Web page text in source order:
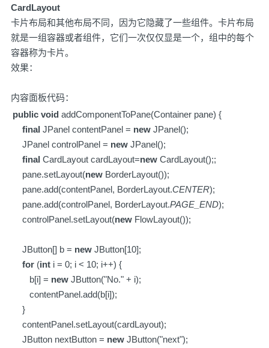
CardLayout
卡片布局和其他布局不同，因为它隐藏了一些组件。卡片布局
就是一组容器或者组件，它们一次仅仅显是一个，组中的每个
容器称为卡片。
效果：
内容面板代码：
public void addComponentToPane(Container pane) {
final JPanel contentPanel = new JPanel();
JPanel controlPanel = new JPanel();
final CardLayout cardLayout=new CardLayout();;
pane.setLayout(new BorderLayout());
pane.add(contentPanel, BorderLayout.CENTER);
pane.add(controlPanel, BorderLayout.PAGE_END);
controlPanel.setLayout(new FlowLayout());
JButton[] b = new JButton[10];
for (int i = 0; i < 10; i++) {
b[i] = new JButton("No." + i);
contentPanel.add(b[i]);
}
contentPanel.setLayout(cardLayout);
JButton nextButton = new JButton("next");